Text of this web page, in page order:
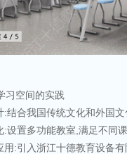
习空间的实践
结合我国传统文化和外国
设置多功能教室,满足不同
:引入浙江十德教育设备